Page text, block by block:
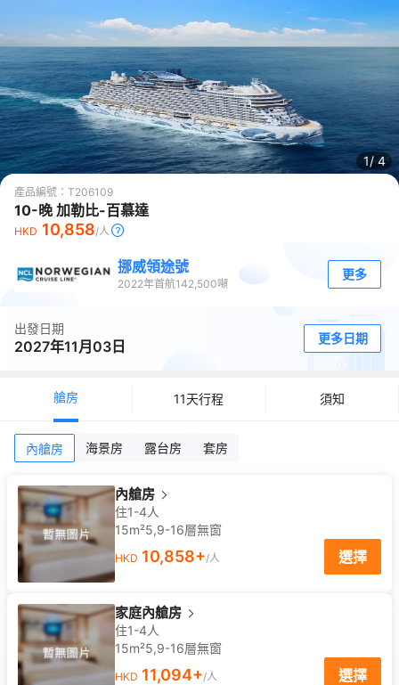
1/ 4
產品編號： T206109
10-晚 加勒比-百慕達
HKD 10,858/人
挪威領途號
2022年首航142,500噸
更多
出發日期
2027年11月03日 更多日期
艙房 11天行程 須知
內艙房 海景房 露台房 套房
內艙房
住1-4人
15m²5,9-16層無窗
HKD 10,858+/人 選擇
家庭內艙房
住1-4人
15m²5,9-16層無窗
HKD 11,094+/人 選擇